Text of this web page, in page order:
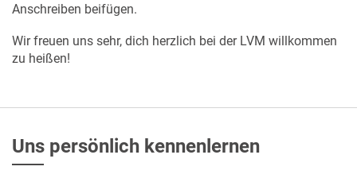
Anschreiben beifügen.
Wir freuen uns sehr, dich herzlich bei der LVM willkommen
zu heißen!
Uns persönlich kennenlernen